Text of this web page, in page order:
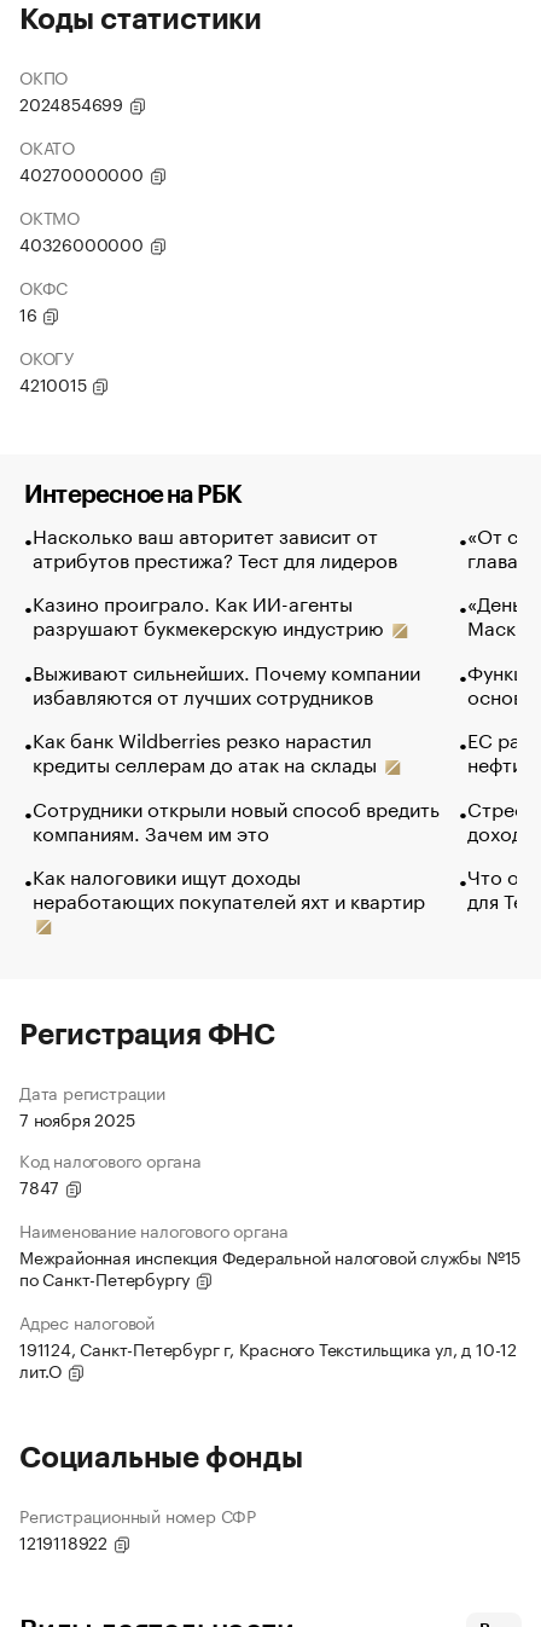
Коды статистики
ОКПО
2024854699
ОКАТО
40270000000
ОКТМО
40326000000
ОКФС
16
ОКОГУ
4210015
Интересное на РБК
Насколько ваш авторитет зависит от
атрибутов престижа? Тест для лидеров
Казино проиграло. Как ИИ-агенты
разрушают букмекерскую индустрию
Выживают сильнейших. Почему компании
избавляются от лучших сотрудников
Как банк Wildberries резко нарастил
кредиты селлерам до атак на склады
Сотрудники открыли новый способ вредить
компаниям. Зачем им это
Как налоговики ищут доходы
неработающих покупателей яхт и квартир
«От
глава
Маск в
основ
ЕС
нефти
Что
для
Регистрация ФНС
Дата регистрации
7 ноября 2025
Код налогового органа
7847
Наименование налогового органа
Межрайонная инспекция Федеральной налоговой службы №15
по Санкт-Петербургу
Адрес налоговой
191124, Санкт-Петербург г, Красного Текстильщика ул, д 10-12
лит.О
Социальные фонды
Регистрационный номер СФР
1219118922